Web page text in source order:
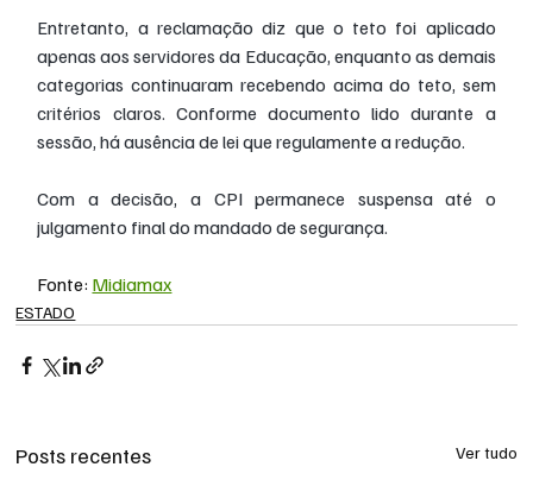
Entretanto, a reclamação diz que o teto foi aplicado
apenas aos servidores da Educação, enquanto as demais
categorias continuaram recebendo acima do teto, sem
critérios claros. Conforme documento lido durante a
sessão, há ausência de lei que regulamente a redução.
Com a decisão, a CPI permanece suspensa até o
julgamento final do mandado de segurança.
Fonte: Midiamax
ESTADO
Posts recentes Ver tudo